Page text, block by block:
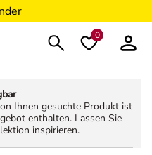
0
Ihnen gesuchte Produkt ist
enthalten. Lassen Sie
inspirieren.